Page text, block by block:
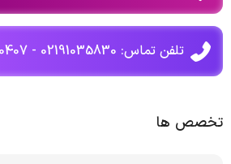
تلفن تماس: 02191035830 - 09120600407
تخصص ها